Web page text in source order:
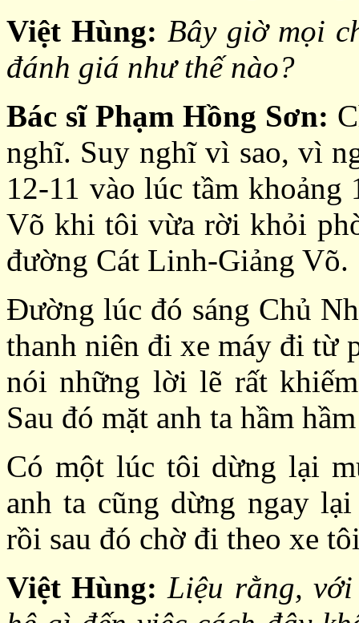
Việt Hùng: Bây giờ mọi
đánh giá như thế nào?
Bác sĩ Phạm Hồng Sơn:
nghĩ. Suy nghĩ vì sao, vì
12-11 vào lúc tầm
Võ khi tôi vừa rời khỏi
đường Cát Linh-Giảng Võ.
Ðường lúc đó sáng Chủ
thanh niên đi xe máy đi từ
nói những lời lẽ rất
Sau đó mặt anh ta hầm
Có một lúc tôi dừng lại
anh ta cũng dừng ngay
rồi sau đó chờ đi theo xe
Việt Hùng: Liệu rằng,